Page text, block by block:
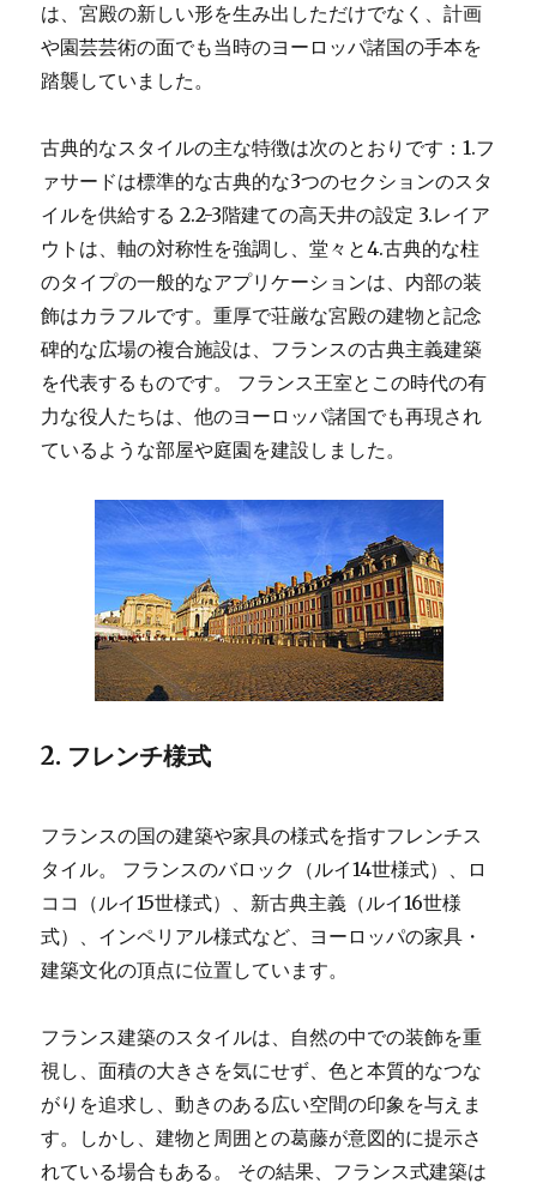
は、宮殿の新しい形を生み出しただけでなく、計画
や園芸芸術の面でも当時のヨーロッパ諸国の手本を
踏襲していました。
古典的なスタイルの主な特徴は次のとおりです：1.フ
ァサードは標準的な古典的な3つのセクションのスタ
イルを供給する 2.2-3階建ての高天井の設定 3.レイア
ウトは、軸の対称性を強調し、堂々と4.古典的な柱
のタイプの一般的なアプリケーションは、内部の装
飾はカラフルです。重厚で荘厳な宮殿の建物と記念
碑的な広場の複合施設は、フランスの古典主義建築
を代表するものです。 フランス王室とこの時代の有
力な役人たちは、他のヨーロッパ諸国でも再現され
ているような部屋や庭園を建設しました。
2. フレンチ様式
フランスの国の建築や家具の様式を指すフレンチス
タイル。 フランスのバロック（ルイ14世様式）、ロ
ココ（ルイ15世様式）、新古典主義（ルイ16世様
式）、インペリアル様式など、ヨーロッパの家具・
建築文化の頂点に位置しています。
フランス建築のスタイルは、自然の中での装飾を重
視し、面積の大きさを気にせず、色と本質的なつな
がりを追求し、動きのある広い空間の印象を与えま
す。しかし、建物と周囲との葛藤が意図的に提示さ
れている場合もある。 その結果、フランス式建築は